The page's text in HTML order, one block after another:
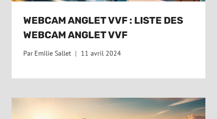
WEBCAM ANGLET VVF : LISTE DES
WEBCAM ANGLET VVF
Par Emilie Sallet 11 avril 2024